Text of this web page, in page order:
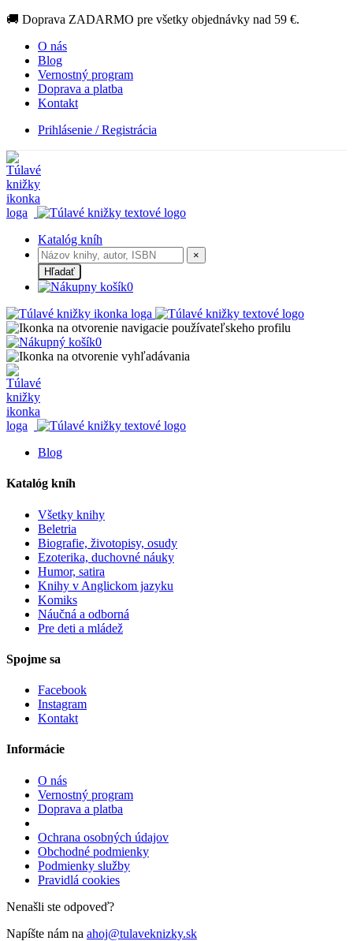
🚚 Doprava ZADARMO pre všetky objednávky nad 59 €.
O nás
Blog
Vernostný program
Doprava a platba
Kontakt
Prihlásenie / Registrácia
Katalóg kníh
×
Hľadať
0
0
Blog
Katalóg kníh
Všetky knihy
Beletria
Biografie, životopisy, osudy
Ezoterika, duchovné náuky
Humor, satira
Knihy v Anglickom jazyku
Komiks
Náučná a odborná
Pre deti a mládež
Spojme sa
Facebook
Instagram
Kontakt
Informácie
O nás
Vernostný program
Doprava a platba
Ochrana osobných údajov
Obchodné podmienky
Podmienky služby
Pravidlá cookies
Nenašli ste odpoveď?
Napíšte nám na ahoj@tulaveknizky.sk